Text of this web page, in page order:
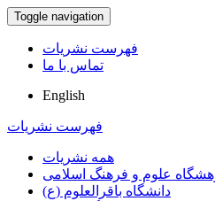
Toggle navigation
فهرست نشریات
تماس با ما
English
فهرست نشریات
همه نشریات
علوم و فرهنگ اسلامی
دانشگاه باقرالعلوم (ع)